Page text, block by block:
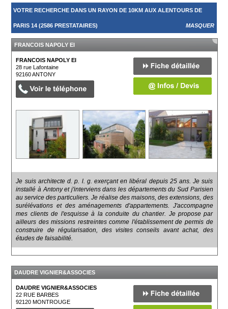
VOTRE RECHERCHE DANS UN RAYON DE 10KM AUX ALENTOURS DE
PARIS 14 (2586 PRESTATAIRES) MASQUER
FRANCOIS NAPOLY EI
FRANCOIS NAPOLY EI
28 rue Lafontaine
92160ANTONY
Je suis architecte d. p. l. g. exerçant en libéral depuis 25 ans. Je suis
installé à Antony et j'interviens dans les départements du Sud Parisien
au service des particuliers. Je réalise des maisons, des extensions, des
surélévations et des aménagements d'appartements. J'accompagne
mes clients de l'esquisse à la conduite du chantier. Je propose par
ailleurs des missions restreintes comme l'établissement de permis de
construire de régularisation, des visites conseils avant achat, des
études de faisabilité.
DAUDRE VIGNIER&ASSOCIES
DAUDRE VIGNIER&ASSOCIES
22 RUE BARBES
92120MONTROUGE